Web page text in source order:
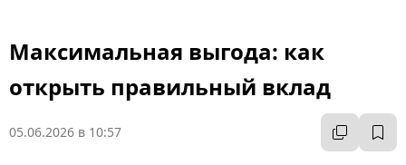
Максимальная выгода: как
открыть правильный вклад
05.06.2026 в 10:57